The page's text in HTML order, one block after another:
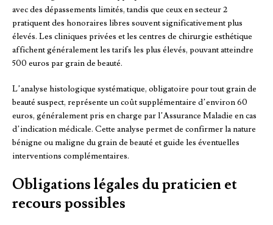
avec des dépassements limités, tandis que ceux en secteur 2
pratiquent des honoraires libres souvent significativement plus
élevés. Les cliniques privées et les centres de chirurgie esthétique
affichent généralement les tarifs les plus élevés, pouvant atteindre
500 euros par grain de beauté.
L’analyse histologique systématique, obligatoire pour tout grain de
beauté suspect, représente un coût supplémentaire d’environ 60
euros, généralement pris en charge par l’Assurance Maladie en cas
d’indication médicale. Cette analyse permet de confirmer la nature
bénigne ou maligne du grain de beauté et guide les éventuelles
interventions complémentaires.
Obligations légales du praticien et
recours possibles